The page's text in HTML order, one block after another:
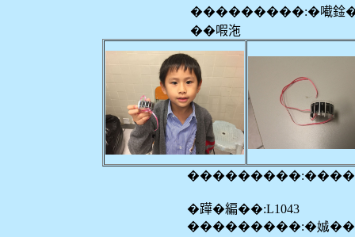
���������:�𡁶鍂�
��㗇沲
�𨅯�編��:L1043
���������:�娍